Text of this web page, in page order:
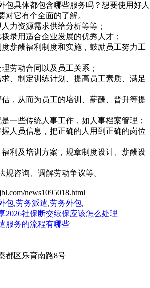
包具体都包含哪些服务吗？想要使用好人
对它有个全面的了解。
力资源需求供给分析等等；
录用适合企业发展的优秀人才；
薪酬福利制度和实施，鼓励员工努力工
劳动合同以及员工关系；
、制定训练计划、提高员工素质、满足
，从而为员工的培训、薪酬、晋升等提
一些传统人事工作，如人事档案管理；
人员信息，把正确的人用到正确的岗位
利及培训方案，规章制度设计、薪酬设
规咨询、调解劳动争议等。
news1095018.html
包,劳务派遣,劳务外包,
2026社保断交续保应该怎么处理
服务的流程有哪些
都区乐育南路8号